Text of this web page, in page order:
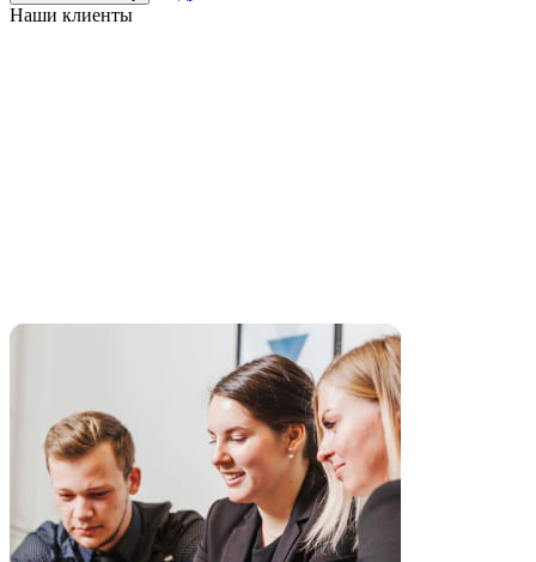
Наши клиенты